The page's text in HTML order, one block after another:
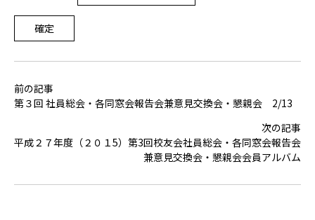
前の記事
第３回 社員総会・各同窓会報告会兼意見交換会・懇親会 2/13
次の記事
平成２７年度（２０１5）第3回校友会社員総会・各同窓会報告会
兼意見交換会・懇親会会員アルバム